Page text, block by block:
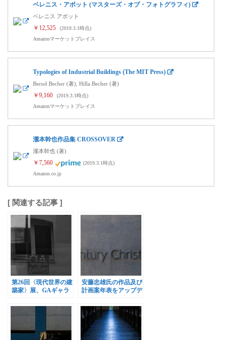
ベレニス・アボット (マスターズ・オブ・フォトグラフィ)
ベレニス アボット
￥12,525
(2019.3.1時点)
Amazonマーケットプレイス
Typologies of Industrial Buildings (The MIT Press)
Bernd Becher (著), Hilla Becher (著)
￥9,160
(2019.3.1時点)
Amazonマーケットプレイス
瀧本幹也作品集 CROSSOVER
瀧本幹也 (著)
￥7,560
(2019.3.1時点)
Amazon.co.jp
[ 関連する記事 ]
第26回〈現代世界の建
築家〉展、GAギャラ
安藤忠雄氏の作品及び
計画案年表をアップデ